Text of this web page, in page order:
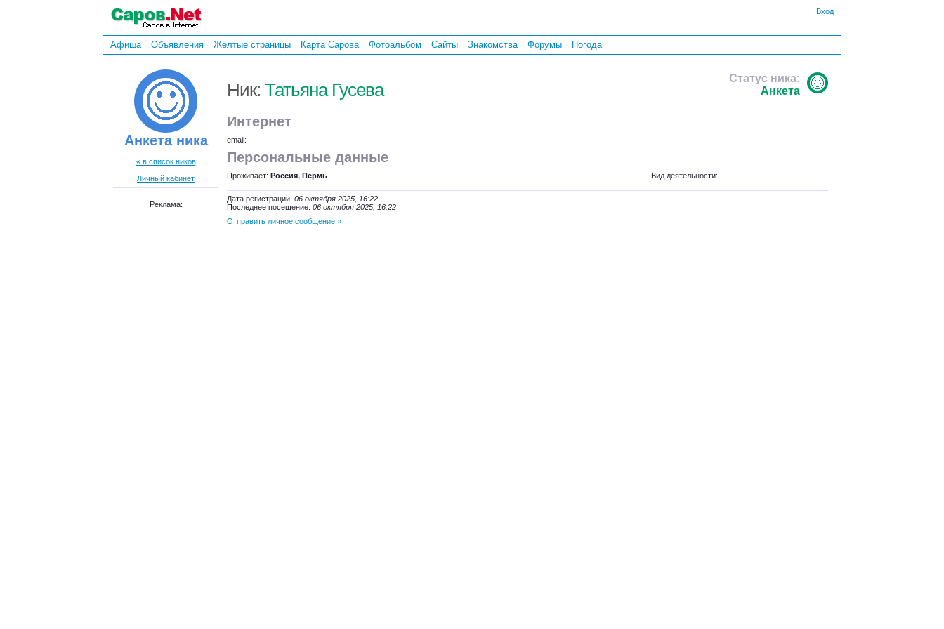
Вход
Афиша Объявления Желтые страницы Карта Сарова Фотоальбом Сайты Знакомства Форумы Погода
Анкета ника
« в список ников
Личный кабинет
Реклама:
Ник: Татьяна Гусева
Статус ника:
Анкета
Интернет
email:
Персональные данные
Проживает: Россия, Пермь Вид деятельности:
Дата регистрации: 06 октября 2025, 16:22
Последнее посещение: 06 октября 2025, 16:22
Отправить личное сообщение »